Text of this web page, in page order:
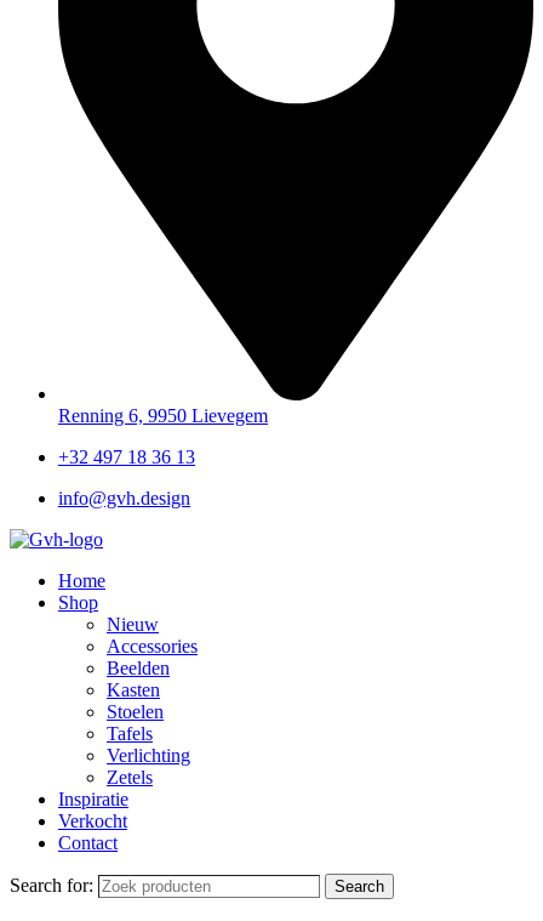
Renning 6, 9950 Lievegem
+32 497 18 36 13
info@gvh.design
Home
Shop
Nieuw
Accessories
Beelden
Kasten
Stoelen
Tafels
Verlichting
Zetels
Inspiratie
Verkocht
Contact
Search for: Search